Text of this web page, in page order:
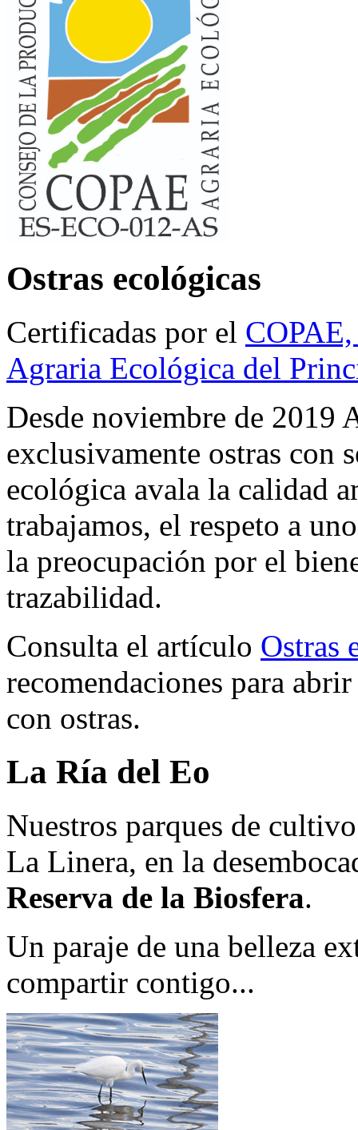
Ostras ecológicas
Certificadas por el
Agraria Ecológica del
Desde noviembre de 2019
exclusivamente ostras con
ecológica avala la calidad
trabajamos, el respeto a
la preocupación por el
trazabilidad.
Consulta el artículo Ostras
recomendaciones para
con ostras.
La Ría del Eo
Nuestros parques de
La Linera, en la
Reserva de la Biosfera.
Un paraje de una belleza
compartir contigo...